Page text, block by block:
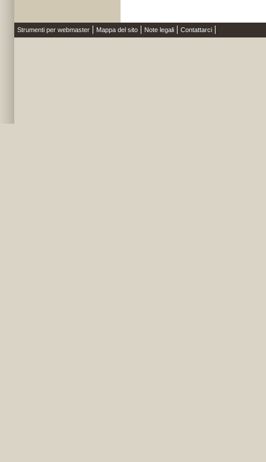
Strumenti per webmaster Mappa del sito Note legali Contattarci